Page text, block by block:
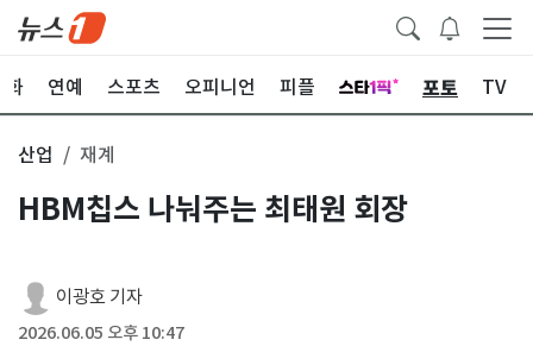
화 연예 스포츠 오피니언 피플 포토 TV
산업 재계
HBM칩스 나눠주는 최태원 회장
이광호 기자
2026.06.05 오후 10:47